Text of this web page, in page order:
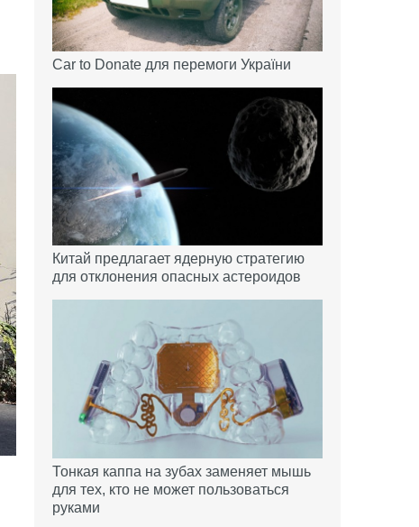
Car to Donate для перемоги України
Китай предлагает ядерную стратегию
для отклонения опасных астероидов
Тонкая каппа на зубах заменяет мышь
для тех, кто не может пользоваться
руками